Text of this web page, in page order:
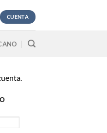
CUENTA